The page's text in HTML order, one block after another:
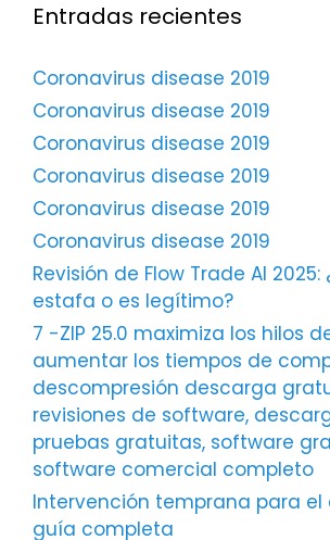
Entradas recientes
Coronavirus disease 2019
Coronavirus disease 2019
Coronavirus disease 2019
Coronavirus disease 2019
Coronavirus disease 2019
Coronavirus disease 2019
Revisión de Flow Trade AI 2025:
estafa o es legítimo?
7 -ZIP 25.0 maximiza los hilos
aumentar los tiempos de
descompresión descarga
revisiones de software,
pruebas gratuitas, software
software comercial completo
Intervención temprana para el
guía completa